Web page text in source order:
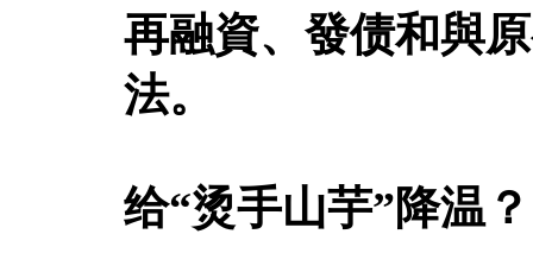
再融資、發债和與
法。
给“烫手山芋”降温？